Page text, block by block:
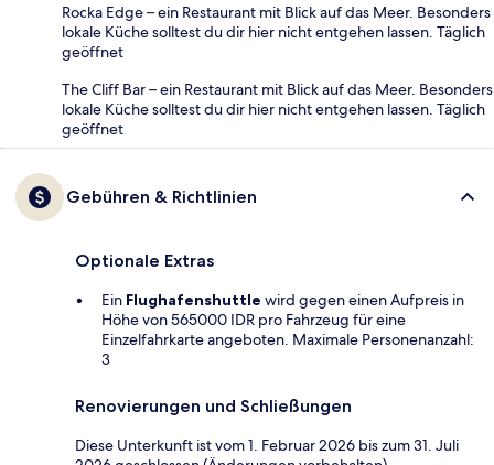
Rocka Edge – ein Restaurant mit Blick auf das Meer. Besonders
lokale Küche solltest du dir hier nicht entgehen lassen. Täglich
geöffnet
The Cliff Bar – ein Restaurant mit Blick auf das Meer. Besonders
lokale Küche solltest du dir hier nicht entgehen lassen. Täglich
geöffnet
Gebühren & Richtlinien
Optionale Extras
Ein Flughafenshuttle wird gegen einen Aufpreis in
Höhe von 565000 IDR pro Fahrzeug für eine
Einzelfahrkarte angeboten. Maximale Personenanzahl:
3
Renovierungen und Schließungen
Diese Unterkunft ist vom 1. Februar 2026 bis zum 31. Juli